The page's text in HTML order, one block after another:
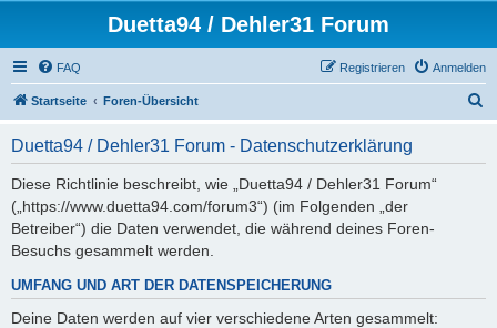
Duetta94 / Dehler31 Forum
FAQ Anmelden
Registrieren
Startseite Foren-Übersicht
Duetta94 / Dehler31 Forum - Datenschutzerklärung
Diese Richtlinie beschreibt, wie „Duetta94 / Dehler31 Forum“
(„https://www.duetta94.com/forum3“) (im Folgenden „der
Betreiber“) die Daten verwendet, die während deines Foren-
Besuchs gesammelt werden.
UMFANG UND ART DER DATENSPEICHERUNG
Deine Daten werden auf vier verschiedene Arten gesammelt: